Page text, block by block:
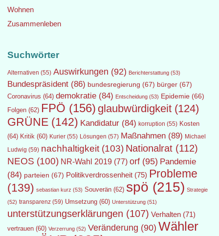
Wohnen
Zusammenleben
Suchwörter
Alternativen (55) Auswirkungen (92) Berichterstattung (53)
Bundespräsident (86) bundesregierung (67) bürger (67)
Coronavirus (64) demokratie (84) Entscheidung (53) Epidemie (66)
Folgen (62) FPÖ (156) glaubwürdigkeit (124)
GRÜNE (142) Kandidatur (84) korruption (55) Kosten
(64) Kritik (60) Kurier (55) Lösungen (57) Maßnahmen (89) Michael
Ludwig (59) nachhaltigkeit (103) Nationalrat (112)
NEOS (100) NR-Wahl 2019 (77) orf (95) Pandemie
(84) parteien (67) Politikverdrossenheit (75) Probleme
(139) sebastian kurz (53) Souverän (62) spö (215) Strategie
(52) transparenz (59) Umsetzung (60) Unterstützung (51)
unterstützungserklärungen (107) Verhalten (71)
vertrauen (60) Verzerrung (52) Veränderung (90) Wähler